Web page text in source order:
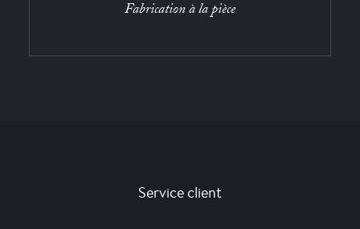
Fabrication à la pièce
Service client